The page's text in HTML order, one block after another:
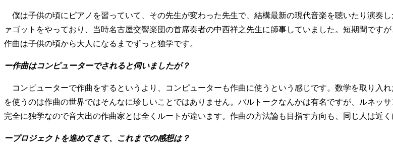
僕は子供の頃にピアノを習っていて、その先生が変わった先生で、結構最新の現代音楽を聴いたり演奏
ァゴットをやっており、当時名古屋交響楽団の首席奏者の中西祥之先生に師事していました。短期間です
作曲は子供の頃から大人になるまでずっと独学です。
ー作曲はコンピューターでされると伺いましたが？
コンピューターで作曲をするというより、コンピューターも作曲に使うという感じです。数学を取り入
を使うのは作曲の世界ではそんなに珍しいことではありません。バルトークなんかは有名ですが、ルネッ
完全に独学なので音大出の作曲家とは全くルートが違います。作曲の方法論も目指す方向も、同じ人は近
ープロジェクトを進めてきて、これまでの感想は？